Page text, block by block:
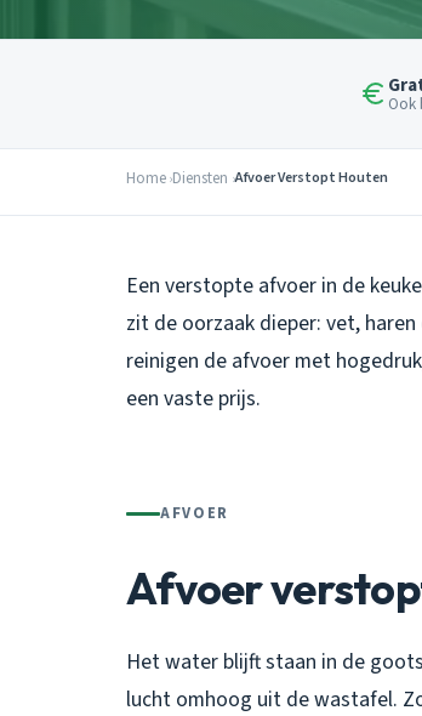
Ook
Home Diensten Afvoer Verstopt Houten
Een verstopte afvoer in de
zit de oorzaak dieper: vet,
reinigen de afvoer met
een vaste prijs.
AFVOER
Afvoer
Het water blijft staan in de
lucht omhoog uit de wastafel.